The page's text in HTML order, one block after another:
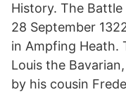
History. The
28 September
in Ampfing Heath.
Louis the
by his cousin